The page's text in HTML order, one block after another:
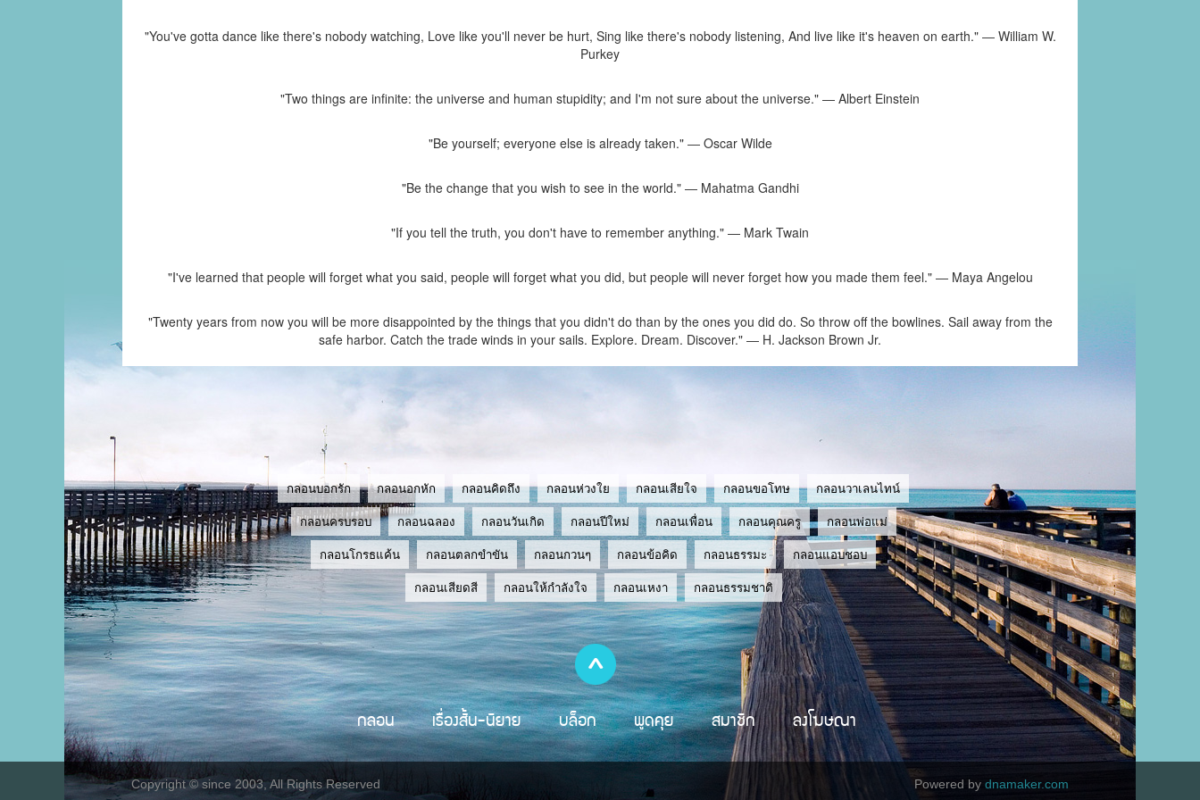
"You've gotta dance like there's nobody watching, Love like you'll never be hurt, Sing like there's nobody listening, And live like it's heaven on earth." ― William W.
Purkey
"Two things are infinite: the universe and human stupidity; and I'm not sure about the universe." ― Albert Einstein
"Be yourself; everyone else is already taken." ― Oscar Wilde
"Be the change that you wish to see in the world." ― Mahatma Gandhi
"If you tell the truth, you don't have to remember anything." ― Mark Twain
"I've learned that people will forget what you said, people will forget what you did, but people will never forget how you made them feel." ― Maya Angelou
"Twenty years from now you will be more disappointed by the things that you didn't do than by the ones you did do. So throw off the bowlines. Sail away from the
safe harbor. Catch the trade winds in your sails. Explore. Dream. Discover." ― H. Jackson Brown Jr.
กลอนบอกรัก กลอนอกหัก กลอนคิดถึง กลอนห่วงใย กลอนเสียใจ กลอนขอโทษ กลอนวาเลนไทน์
กลอนครบรอบ กลอนฉลอง กลอนวันเกิด กลอนปีใหม่ กลอนเพื่อน กลอนคุณครู กลอนพ่อแม่
กลอนโกรธแค้น กลอนตลกขำขัน กลอนกวนๆ กลอนข้อคิด กลอนธรรมะ กลอนแอบชอบ
กลอนเสียดสี กลอนให้กำลังใจ กลอนเหงา กลอนธรรมชาติ
กลอน เรื่องสั้น-นิยาย บล็อก พูดคุย สมาชิก ลงโฆษณา
Copyright © since 2003, All Rights Reserved Powered by dnamaker.com